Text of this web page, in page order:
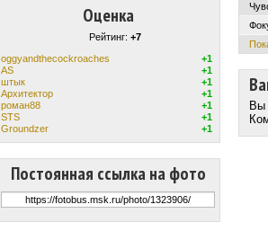
Оценка
Рейтинг: +7
oggyandthecockroaches
+1
AS
+1
штык
+1
Архитектор
+1
роман88
+1
STS
+1
Groundzer
+1
Постоянная ссылка на фото
Вы